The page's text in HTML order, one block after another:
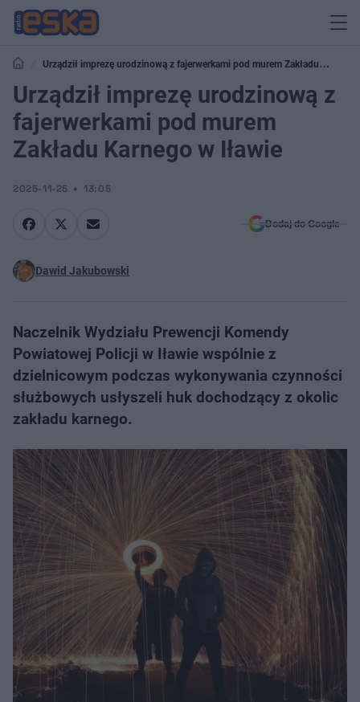
Urządził imprezę urodzinową z fajerwerkami pod murem Zakładu
Karnego w Iławie
Urządził imprezę urodzinową z
fajerwerkami pod murem
Zakładu Karnego w Iławie
2025-11-25 13:05
Dodaj do Google
Dawid Jakubowski
Naczelnik Wydziału Prewencji Komendy
Powiatowej Policji w Iławie wspólnie z
dzielnicowym podczas wykonywania czynności
służbowych usłyszeli huk dochodzący z okolic
zakładu karnego.